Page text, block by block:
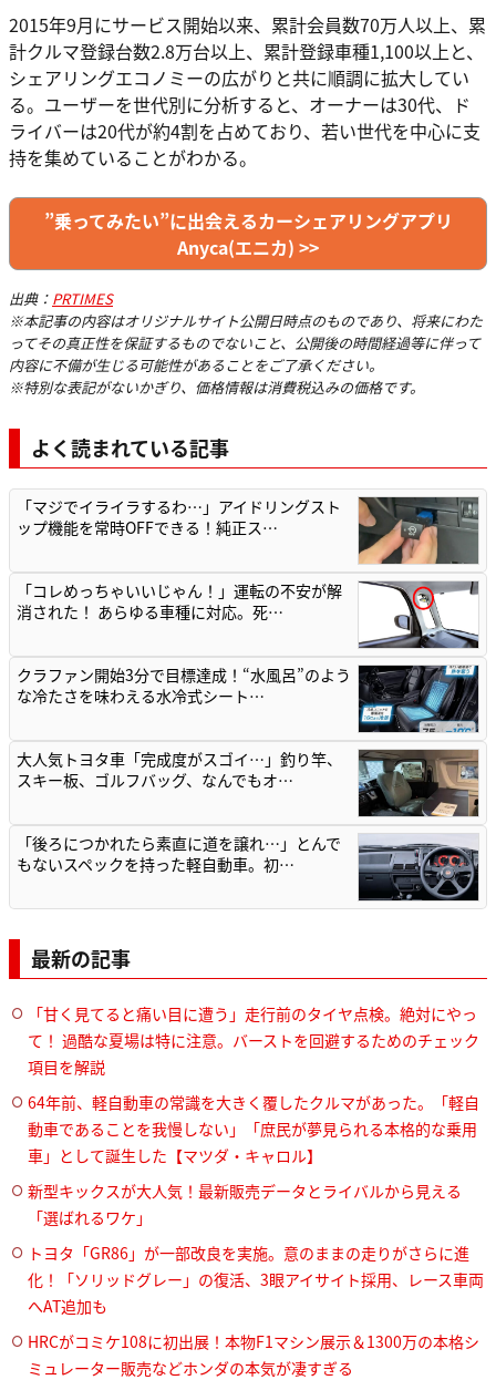
2015年9月にサービス開始以来、累計会員数70万人以上、累
計クルマ登録台数2.8万台以上、累計登録車種1,100以上と、
シェアリングエコノミーの広がりと共に順調に拡大してい
る。ユーザーを世代別に分析すると、オーナーは30代、ド
ライバーは20代が約4割を占めており、若い世代を中心に支
持を集めていることがわかる。
”乗ってみたい”に出会えるカーシェアリングアプリ
Anyca(エニカ) >>
出典： PRTIMES
※本記事の内容はオリジナルサイト公開日時点のものであり、将来にわた
ってその真正性を保証するものでないこと、公開後の時間経過等に伴って
内容に不備が生じる可能性があることをご了承ください。
※特別な表記がないかぎり、価格情報は消費税込みの価格です。
よく読まれている記事
「マジでイライラするわ…」アイドリングスト
ップ機能を常時OFFできる！純正ス…
「コレめっちゃいいじゃん！」運転の不安が解
消された！ あらゆる車種に対応。死…
クラファン開始3分で目標達成！“水風呂”のよう
な冷たさを味わえる水冷式シート…
大人気トヨタ車「完成度がスゴイ…」釣り竿、
スキー板、ゴルフバッグ、なんでもオ…
「後ろにつかれたら素直に道を譲れ…」とんで
もないスペックを持った軽自動車。初…
最新の記事
「甘く見てると痛い目に遭う」走行前のタイヤ点検。絶対にやっ
て！ 過酷な夏場は特に注意。バーストを回避するためのチェック
項目を解説
64年前、軽自動車の常識を大きく覆したクルマがあった。「軽自
動車であることを我慢しない」「庶民が夢見られる本格的な乗用
車」として誕生した【マツダ・キャロル】
新型キックスが大人気！最新販売データとライバルから見える
「選ばれるワケ」
トヨタ「GR86」が一部改良を実施。意のままの走りがさらに進
化！「ソリッドグレー」の復活、3眼アイサイト採用、レース車両
へAT追加も
HRCがコミケ108に初出展！本物F1マシン展示＆1300万の本格シ
ミュレーター販売などホンダの本気が凄すぎる